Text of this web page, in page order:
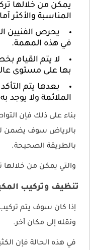
يمكن من خلالها
المناسبة والأكثر
يحرص الفنيين
في هذه المهمة.
لا يتم القيام
بها على مستوى
بعدها يتم
الملائمة ولا يوجد
بناء على ذلك فإن
بالرياض سوف يضمن
بالطريقة الصحيحة.
والتي يمكن من خلالها
تنظيف وتركيب
إذا كان سوف يتم
ونقله إلى مكان آخر.
في هذه الحالة فإن